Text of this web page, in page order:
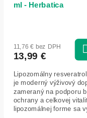
ml - Herbatica
11,76 € bez DPH
13,99 €
Lipozomálny
je moderný výživový
zameraný na podporu
ochrany a celkovej
lipozomálnej forme sa